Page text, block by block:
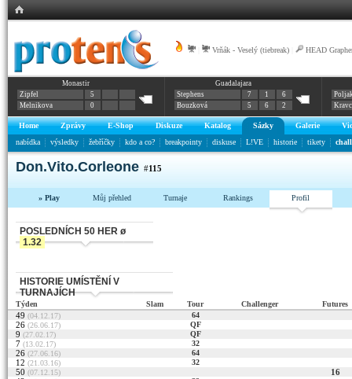
Vrňák - Veselý (tiebreak) HEAD
Monastir
Zipfel
5
Melnikova
0
Guadalajara
Stephens
7 1
6
Bouzková
5 6 2
Home Zprávy E-Shop Diskuze Katalog Sázky Galerie
nabídka
výsledky žebříčky kdo a co? breakpointy diskuse L!VE historie tikety
Don.Vito.Corleone #115
» Play Můj přehled Turnaje Rankings Profil
POSLEDNÍCH 50 HER ø
1.32
HISTORIE UMÍSTĚNÍ V
TURNAJÍCH
Týden Slam Tour Challenger Futures
49 (04.12.17) 64
26 (26.06.17) QF
9 (27.02.17) QF
7 (13.02.17) 32
26 (27.06.16) 64
12 (21.03.16) 32
50 (07.12.15)
16